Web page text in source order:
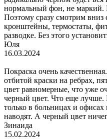
нормальный фон, не маркий.
Поэтому сразу смотрим
кронштейны, термостаты,
разводке. Без этого
Юля
16.03.2024
Покраска очень
отбитой краски на ребрах,
цвет равномерные, что уже
черный цвет. Что еще лучше.
только в больницах и
наводят. А черный цвет
Зинаида
15.02.2024